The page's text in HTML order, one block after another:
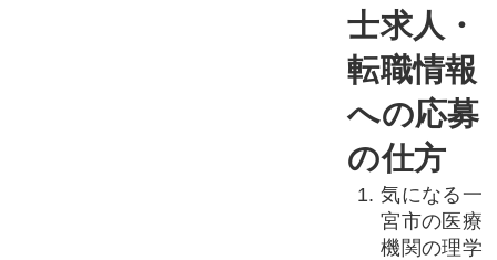
士求人・
転職情報
への応募
の仕方
気になる一
宮市の医療
機関の理学